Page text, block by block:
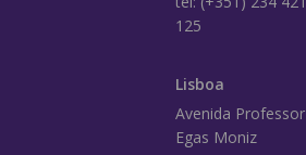
125
Lisboa
Avenida Professor
Egas Moniz